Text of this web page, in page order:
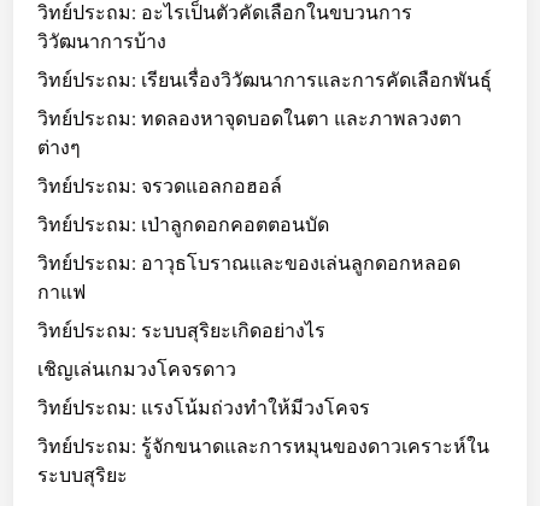
วิทย์ประถม: อะไรเป็นตัวคัดเลือกในขบวนการ
วิวัฒนาการบ้าง
วิทย์ประถม: เรียนเรื่องวิวัฒนาการและการคัดเลือกพันธุ์
วิทย์ประถม: ทดลองหาจุดบอดในตา และภาพลวงตา
ต่างๆ
วิทย์ประถม: จรวดแอลกอฮอล์
วิทย์ประถม: เป่าลูกดอกคอตตอนบัด
วิทย์ประถม: อาวุธโบราณและของเล่นลูกดอกหลอด
กาแฟ
วิทย์ประถม: ระบบสุริยะเกิดอย่างไร
เชิญเล่นเกมวงโคจรดาว
วิทย์ประถม: แรงโน้มถ่วงทำให้มีวงโคจร
วิทย์ประถม: รู้จักขนาดและการหมุนของดาวเคราะห์ใน
ระบบสุริยะ